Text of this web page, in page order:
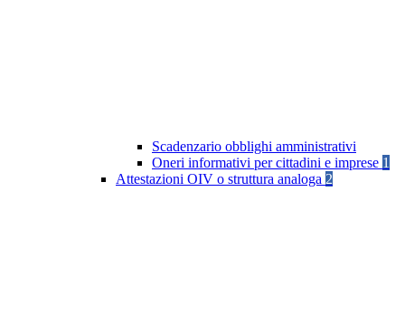
Scadenzario obblighi amministrativi
Oneri informativi per cittadini e imprese 1
Attestazioni OIV o struttura analoga 2